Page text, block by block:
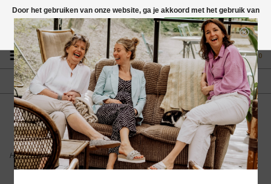
Vragen? App naar +31 58 250 1503
0
GRATIS VERZENDING NL
Vanaf € 75,-
FYSIEKE WINKEL
in Mantgum (frl)
fdad
Home>Birkenstock Arizona EVA - Black Regular
Door het gebruiken van onze website, ga je akkoord met het gebruik van
cookies om onze website te verbeteren.
Dit bericht verbergen
Meer over cookies »